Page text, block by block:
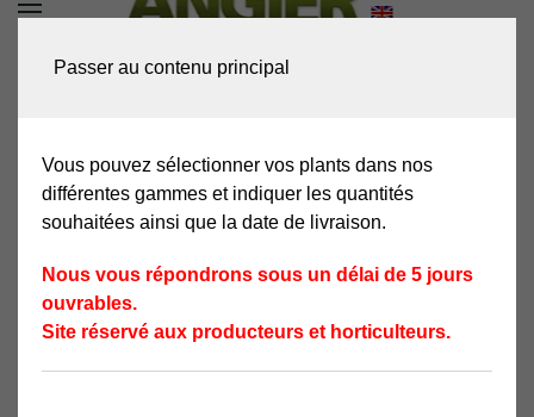
Passer au contenu principal
DEMANDEZ VOTRE
Vous pouvez sélectionner vos plants dans nos
différentes gammes et indiquer les quantités
souhaitées ainsi que la date de livraison.
Nous vous répondrons sous un délai de 5 jours
ouvrables.
Site réservé aux producteurs et horticulteurs.